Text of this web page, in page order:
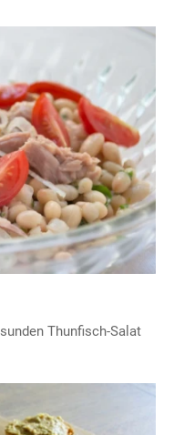
Thunfisch-Salat